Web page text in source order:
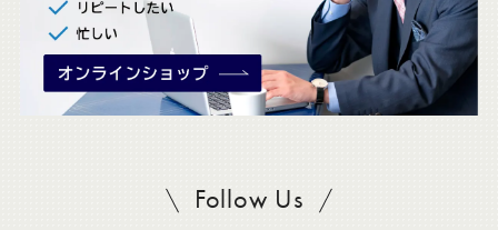
Follow UsSADAをフォロー